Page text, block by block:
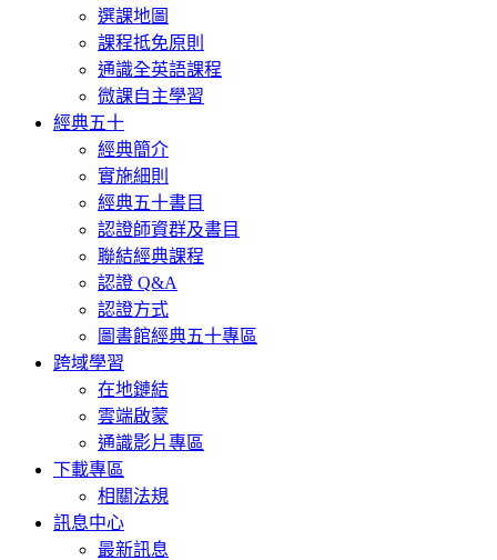
選課地圖
課程抵免原則
通識全英語課程
微課自主學習
經典五十
經典簡介
實施細則
經典五十書目
認證師資群及書目
聯結經典課程
認證 Q&A
認證方式
圖書館經典五十專區
跨域學習
在地鏈結
雲端啟蒙
通識影片專區
下載專區
相關法規
訊息中心
最新訊息